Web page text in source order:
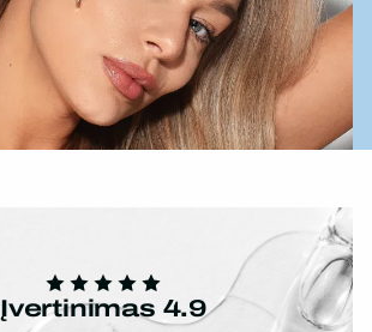
Įvertinimas 4.9